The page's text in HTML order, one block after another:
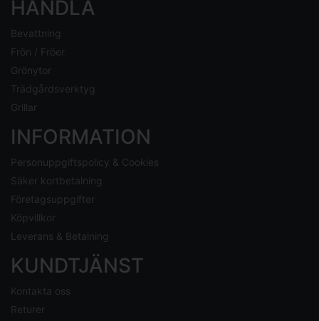
HANDLA
Bevattning
Frön / Fröer
Grönytor
Trädgårdsverktyg
Grillar
INFORMATION
Personuppgiftspolicy & Cookies
Säker kortbetalning
Företagsuppgifter
Köpvillkor
Leverans & Betalning
KUNDTJÄNST
Kontakta oss
Returer